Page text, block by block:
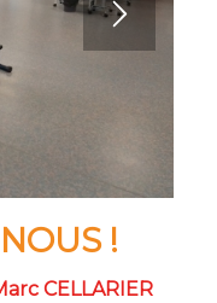
!
CELLARIER